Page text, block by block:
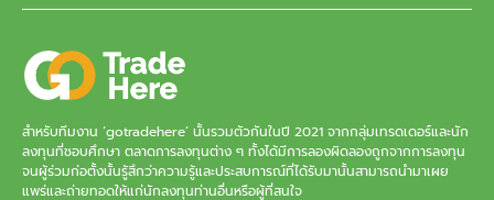
สำหรับทีมงาน ‘gotradehere’ นั้นรวมตัวกันในปี 2021 จากกลุ่มเทรดเดอร์และนัก
ลงทุนที่ชอบศึกษา ตลาดการลงทุนต่าง ๆ ทั้งได้มีการลองผิดลองถูกจากการลงทุน
จนผู้ร่วมก่อตั้งนั้นรู้สึกว่าความรู้และประสบการณ์ที่ได้รับมานั้นสามารถนำมาเผย
แพร่และถ่ายทอดให้แก่นักลงทุนท่านอื่นหรือผู้ที่สนใจ